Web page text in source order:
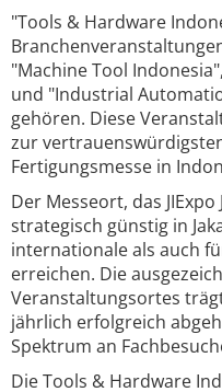
"Tools & Hardware
"Machine Tool
und "Industrial
gehören. Diese
zur
Fertigungsmesse in
Der Messeort, das
strategisch günstig in
internationale als auch
erreichen. Die
Veranstaltungsortes
jährlich erfolgreich
Spektrum an
Die Tools & Hardware